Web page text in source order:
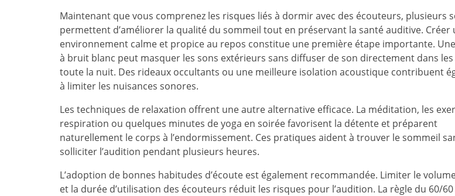
Maintenant que vous comprenez les risques liés à dormir avec des écouteurs, plusieurs
permettent d’améliorer la qualité du sommeil tout en préservant la santé auditive. Créer
environnement calme et propice au repos constitue une première étape importante.
à bruit blanc peut masquer les sons extérieurs sans diffuser de son directement dans
toute la nuit. Des rideaux occultants ou une meilleure isolation acoustique contribuent
à limiter les nuisances sonores.
Les techniques de relaxation offrent une autre alternative efficace. La méditation, les
respiration ou quelques minutes de yoga en soirée favorisent la détente et préparent
naturellement le corps à l’endormissement. Ces pratiques aident à trouver le sommeil
solliciter l’audition pendant plusieurs heures.
L’adoption de bonnes habitudes d’écoute est également recommandée. Limiter le
et la durée d’utilisation des écouteurs réduit les risques pour l’audition. La règle du 60/